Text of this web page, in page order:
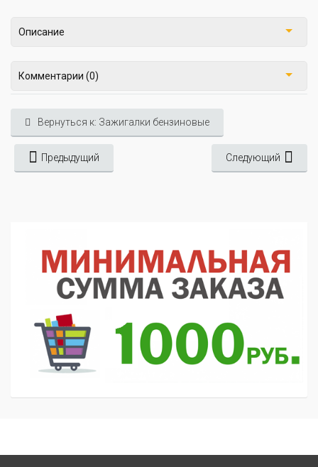
Описание
Комментарии (0)
Вернуться к: Зажигалки бензиновые
Предыдущий Следующий